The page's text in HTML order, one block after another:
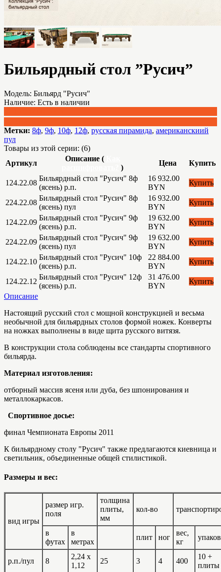
Бильярдный стол ”Русич”
Модель: Бильярд "Русич"
Наличие: Есть в наличии
Метки: 8ф, 9ф, 10ф, 12ф, русская пирамида, американскиий
пул
Товары из этой серии: (6)
Артикул
Описание (
)
Цена Купить
124.22.08
Бильярдный стол "Русич" 8ф
(ясень) р.п.
16 932.00
BYN
Купить
224.22.08
Бильярдный стол "Русич" 8ф
(ясень) пул
16 932.00
BYN
Купить
124.22.09
Бильярдный стол "Русич" 9ф
(ясень) р.п.
19 632.00
BYN
Купить
224.22.09
Бильярдный стол "Русич" 9ф
(ясень) пул
19 632.00
BYN
Купить
124.22.10
Бильярдный стол "Русич" 10ф
(ясень) р.п.
22 884.00
BYN
Купить
124.22.12
Бильярдный стол "Русич" 12ф
(ясень) р.п.
31 476.00
BYN
Купить
Описание
Настоящий русский стол с мощной конструкцией и весьма
необычной для бильярдных столов формой ножек. Конверты
на ножках выполнены в виде щита русского витязя.
В конструкции стола соблюдены все стандарты спортивного
бильярда.
Материал изготовления:
отборный массив ясеня или дуба, без шпонирования и
металлокаркасов.
Спортивное досье:
финал Чемпионата Европы 2011
К бильярдному столу "Русич" также предлагаются киевница и
светильник, объединенные общей стилистикой.
Размеры и вес:
вид игры
размер игр.
поля
толщина
плиты,
мм
кол-во
в
футах
в
метрах
плит ног
вес,
кг
р.п./пул 8
2,24 x
1,12
25 3 4 400
10 +